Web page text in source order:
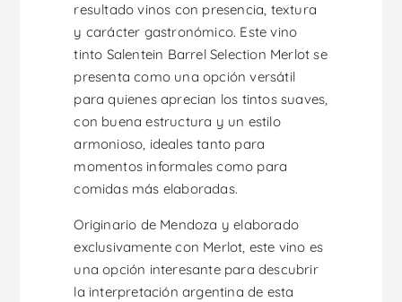
resultado vinos con presencia, textura
y carácter gastronómico. Este vino
tinto Salentein Barrel Selection Merlot se
presenta como una opción versátil
para quienes aprecian los tintos suaves,
con buena estructura y un estilo
armonioso, ideales tanto para
momentos informales como para
comidas más elaboradas.
Originario de Mendoza y elaborado
exclusivamente con Merlot, este vino es
una opción interesante para descubrir
la interpretación argentina de esta